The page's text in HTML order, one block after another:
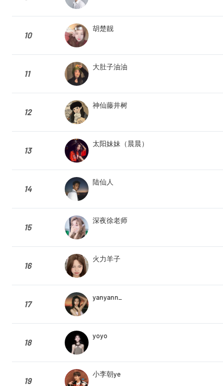
10
胡楚靓
11
大肚子油油
12
神仙藤井树
13
太阳妹妹（晨晨）
14
陆仙人
15
深夜徐老师
16
火力羊子
17
yanyann_
18
yoyo
19
小李朝ye